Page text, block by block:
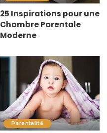
25 Inspirations pour une
Chambre Parentale
Moderne
Parentalité